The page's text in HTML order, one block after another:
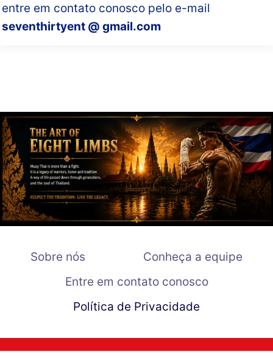
entre em contato conosco pelo e-mail
seventhirtyent @ gmail.com
Sobre nós
Conheça a equipe
Entre em contato conosco
Política de Privacidade